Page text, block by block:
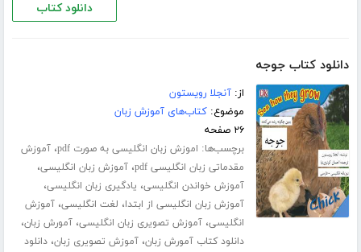
دانلود کتاب
دانلود کتاب جوجه
از:آنجلا رویستون
موضوع:کتاب‌های آموزش زبان
۲۶ صفحه
برچسب‌ها: اموزش زبان انگلیسی به صورت pdf ،آموزش
مقدماتی زبان انگلیسی pdf
،آموزش زبان انگلیسی،
آموزش خواندن انگلیسی، یادگیری زبان انگلیسی،
آموزش زبان انگلیسی از ابتدا، لغت انگلیسی،آموزش
انگلیسی،آموزش تصویری زبان انگلیسی،آمورش زبان،
دانلود کتاب آمورش زبان،آموزش تصویری زبان،دانلود